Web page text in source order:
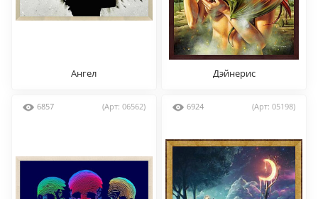
Ангел Дэйнерис
6857 (Арт: 06562) 6924 (Арт: 05198)